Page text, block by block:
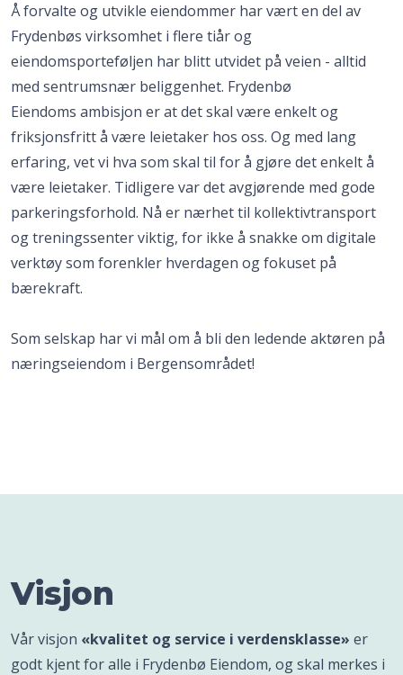
Å forvalte og utvikle eiendommer har vært en del av
Frydenbøs virksomhet i flere tiår og
eiendomsporteføljen har blitt utvidet på veien - alltid
med sentrumsnær beliggenhet. Frydenbø
Eiendoms ambisjon er at det skal være enkelt og
friksjonsfritt å være leietaker hos oss. Og med lang
erfaring, vet vi hva som skal til for å gjøre det enkelt å
være leietaker. Tidligere var det avgjørende med gode
parkeringsforhold. Nå er nærhet til kollektivtransport
og treningssenter viktig, for ikke å snakke om digitale
verktøy som forenkler hverdagen og fokuset på
bærekraft.
Som selskap har vi mål om å bli den ledende aktøren på
næringseiendom i Bergensområdet!
Visjon
Vår visjon «kvalitet og service i verdensklasse» er
godt kjent for alle i Frydenbø Eiendom, og skal merkes i